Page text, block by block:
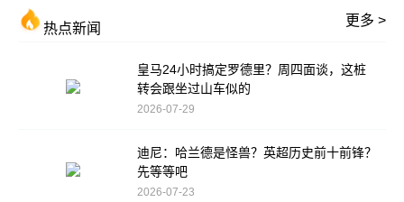
热点新闻
更多 >
皇马24小时搞定罗德里？周四面谈，这桩
转会跟坐过山车似的
2026-07-29
迪尼：哈兰德是怪兽？英超历史前十前锋？
先等等吧
2026-07-23